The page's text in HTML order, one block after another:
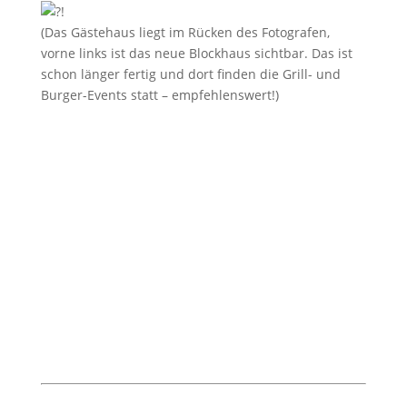
!
(Das Gästehaus liegt im Rücken des Fotografen,
vorne links ist das neue Blockhaus sichtbar. Das ist
schon länger fertig und dort finden die Grill- und
Burger-Events statt – empfehlenswert!)